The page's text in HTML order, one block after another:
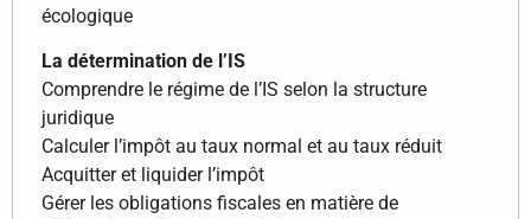
écologique
La détermination de l’IS
Comprendre le régime de l’IS selon la structure
juridique
Calculer l’impôt au taux normal et au taux réduit
Acquitter et liquider l’impôt
Gérer les obligations fiscales en matière de